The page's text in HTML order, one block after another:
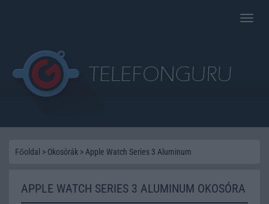
Toggle
Főoldal > Okosórák > Apple Watch Series 3 Aluminum
APPLE WATCH SERIES 3 ALUMINUM OKOSÓRA